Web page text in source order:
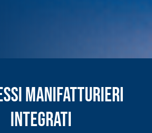
MANIFATTURIERI
INTEGRATI